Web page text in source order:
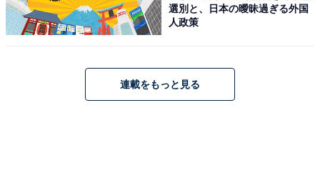
選別と、日本の曖昧過ぎる外国
人政策
連載をもっと見る